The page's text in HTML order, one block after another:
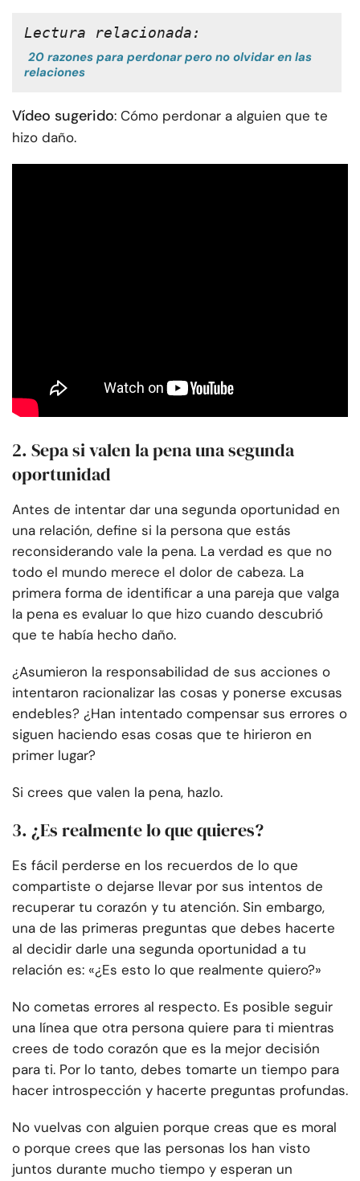
Lectura relacionada:
20 razones para perdonar pero no olvidar en las
relaciones
Vídeo sugerido: Cómo perdonar a alguien que te
hizo daño.
2. Sepa si valen la pena una segunda
oportunidad
Antes de intentar dar una segunda oportunidad en
una relación, define si la persona que estás
reconsiderando vale la pena. La verdad es que no
todo el mundo merece el dolor de cabeza. La
primera forma de identificar a una pareja que valga
la pena es evaluar lo que hizo cuando descubrió
que te había hecho daño.
¿Asumieron la responsabilidad de sus acciones o
intentaron racionalizar las cosas y ponerse excusas
endebles? ¿Han intentado compensar sus errores o
siguen haciendo esas cosas que te hirieron en
primer lugar?
Si crees que valen la pena, hazlo.
3. ¿Es realmente lo que quieres?
Es fácil perderse en los recuerdos de lo que
compartiste o dejarse llevar por sus intentos de
recuperar tu corazón y tu atención. Sin embargo,
una de las primeras preguntas que debes hacerte
al decidir darle una segunda oportunidad a tu
relación es: «¿Es esto lo que realmente quiero?»
No cometas errores al respecto. Es posible seguir
una línea que otra persona quiere para ti mientras
crees de todo corazón que es la mejor decisión
para ti. Por lo tanto, debes tomarte un tiempo para
hacer introspección y hacerte preguntas profundas.
No vuelvas con alguien porque creas que es moral
o porque crees que las personas los han visto
juntos durante mucho tiempo y esperan un